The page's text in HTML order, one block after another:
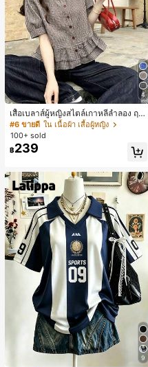
4
เสื้อเบลาส์ผู้หญิงสไตล์เกาหลีลำลอง ฤดู
ใบไม้ผลิ/ฤดูร้อนใหม่ ชายระบาย ชิคแล
ะหรูหรา
#6 ขายดี ใน เนื้อผ้า เสื้อผู้หญิง
100+ sold
฿239
9